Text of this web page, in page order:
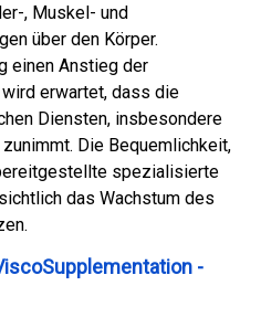
, Muskel- und
über den Körper.
einen Anstieg der
erwartet, dass die
Diensten, insbesondere
Die Bequemlichkeit,
spezialisierte
das Wachstum des
-